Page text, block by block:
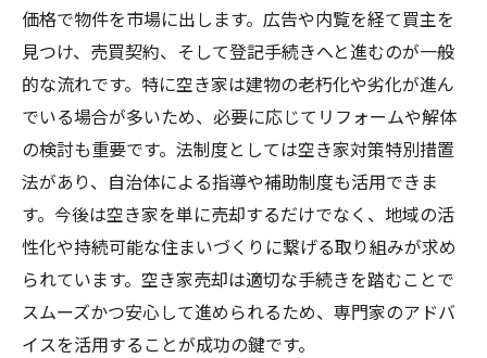
価格で物件を市場に出します。広告や内覧を経て買主を
見つけ、売買契約、そして登記手続きへと進むのが一般
的な流れです。特に空き家は建物の老朽化や劣化が進ん
でいる場合が多いため、必要に応じてリフォームや解体
の検討も重要です。法制度としては空き家対策特別措置
法があり、自治体による指導や補助制度も活用できま
す。今後は空き家を単に売却するだけでなく、地域の活
性化や持続可能な住まいづくりに繋げる取り組みが求め
られています。空き家売却は適切な手続きを踏むことで
スムーズかつ安心して進められるため、専門家のアドバ
イスを活用することが成功の鍵です。